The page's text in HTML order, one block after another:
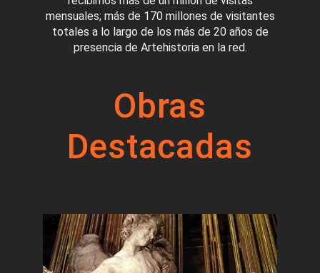
mensuales; más de 170 millones de visitantes
totales a lo largo de los más de 20 años de
presencia de Artehistoria en la red.
Obras
Destacadas